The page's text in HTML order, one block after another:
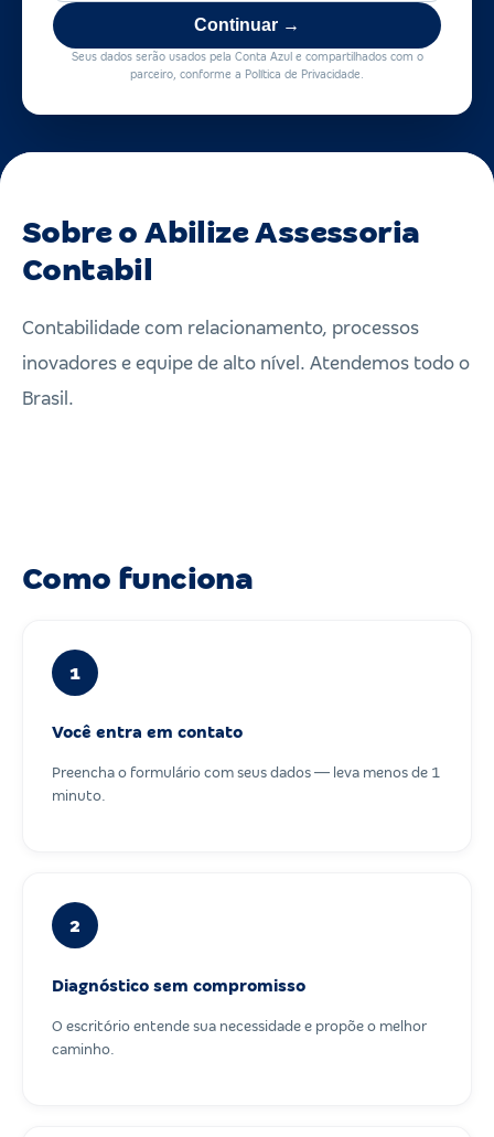
Continuar →
Seus dados serão usados pela Conta Azul e compartilhados com o
parceiro, conforme a Política de Privacidade.
Sobre o Abilize Assessoria
Contabil
Contabilidade com relacionamento, processos
inovadores e equipe de alto nível. Atendemos todo o
Brasil.
Como funciona
1
Você entra em contato
Preencha o formulário com seus dados — leva menos de 1
minuto.
2
Diagnóstico sem compromisso
O escritório entende sua necessidade e propõe o melhor
caminho.